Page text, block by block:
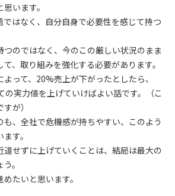
います。
はなく、自分自身で必要性を感じて持つ
のではなく、今のこの厳しい状況のまま
、取り組みを強化する必要があります。
って、20%売上が下がったとしたら、
の実力値を上げていけばよい話です。（こ
が）
も、全社で危機感が持ちやすい、このよう
す。
道せずに上げていくことは、結局は最大の
。
たいと思います。